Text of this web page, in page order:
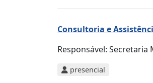
Consultoria e
Responsável: Secretaria
presencial